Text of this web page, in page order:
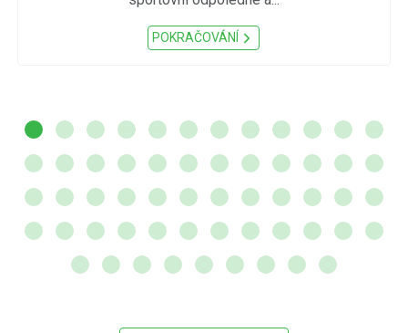
POKRAČOVÁNÍ